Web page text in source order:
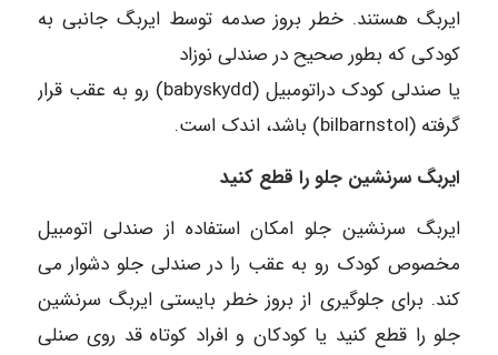
ایربگ هستند. خطر بروز صدمه توسط ایربگ جانبی به
کودکی که بطور صحیح در صندلی نوزاد
یا صندلی کودک دراتومبیل (babyskydd) رو به عقب قرار
گرفته (bilbarnstol) باشد، اندک است.
ایربگ سرنشین جلو را قطع کنید
ایربگ سرنشین جلو امکان استفاده از صندلی اتومبیل
مخصوص کودک رو به عقب را در صندلی جلو دشوار می
کند. برای جلوگیری از بروز خطر بایستی ایربگ سرنشین
جلو را قطع کنید یا کودکان و افراد کوتاه قد روی صنلی